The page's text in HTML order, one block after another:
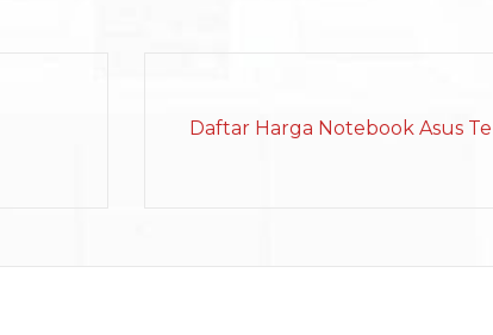
Daftar Harga Notebook Asus